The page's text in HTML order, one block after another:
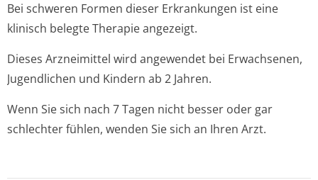
Bei schweren Formen dieser Erkrankungen ist eine
klinisch belegte Therapie angezeigt.
Dieses Arzneimittel wird angewendet bei Erwachsenen,
Jugendlichen und Kindern ab 2 Jahren.
Wenn Sie sich nach 7 Tagen nicht besser oder gar
schlechter fühlen, wenden Sie sich an Ihren Arzt.